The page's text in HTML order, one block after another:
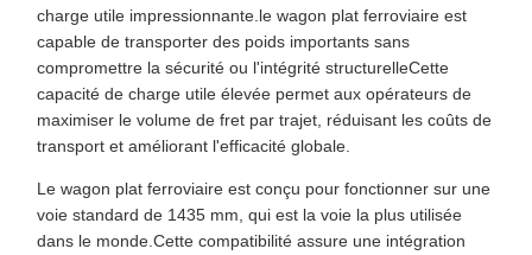
charge utile impressionnante.le wagon plat ferroviaire est
capable de transporter des poids importants sans
compromettre la sécurité ou l'intégrité structurelleCette
capacité de charge utile élevée permet aux opérateurs de
maximiser le volume de fret par trajet, réduisant les coûts de
transport et améliorant l'efficacité globale.
Le wagon plat ferroviaire est conçu pour fonctionner sur une
voie standard de 1435 mm, qui est la voie la plus utilisée
dans le monde.Cette compatibilité assure une intégration